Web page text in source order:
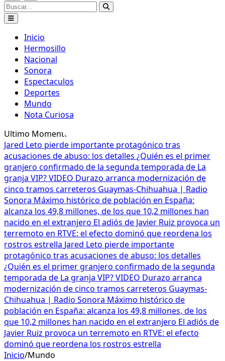
Inicio
Hermosillo
Nacional
Sonora
Espectaculos
Deportes
Mundo
Nota Curiosa
Ultimo Momento
Jared Leto pierde importante protagónico tras
acusaciones de abuso: los detalles ¿Quién es el primer
granjero confirmado de la segunda temporada de La
granja VIP? VIDEO Durazo arranca modernización de
cinco tramos carreteros Guaymas-Chihuahua | Radio
Sonora Máximo histórico de población en España:
alcanza los 49,8 millones, de los que 10,2 millones han
nacido en el extranjero El adiós de Javier Ruiz provoca un
terremoto en RTVE: el efecto dominó que reordena los
rostros estrella Jared Leto pierde importante
protagónico tras acusaciones de abuso: los detalles
¿Quién es el primer granjero confirmado de la segunda
temporada de La granja VIP? VIDEO Durazo arranca
modernización de cinco tramos carreteros Guaymas-
Chihuahua | Radio Sonora Máximo histórico de
población en España: alcanza los 49,8 millones, de los
que 10,2 millones han nacido en el extranjero El adiós de
Javier Ruiz provoca un terremoto en RTVE: el efecto
dominó que reordena los rostros estrella
Inicio/Mundo